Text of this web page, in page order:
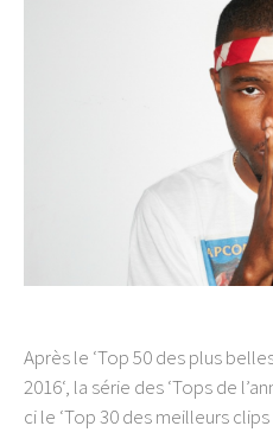
Après le ‘Top 50 des plus
2016‘, la série des ‘Tops de
ci le ‘Top 30 des meilleurs